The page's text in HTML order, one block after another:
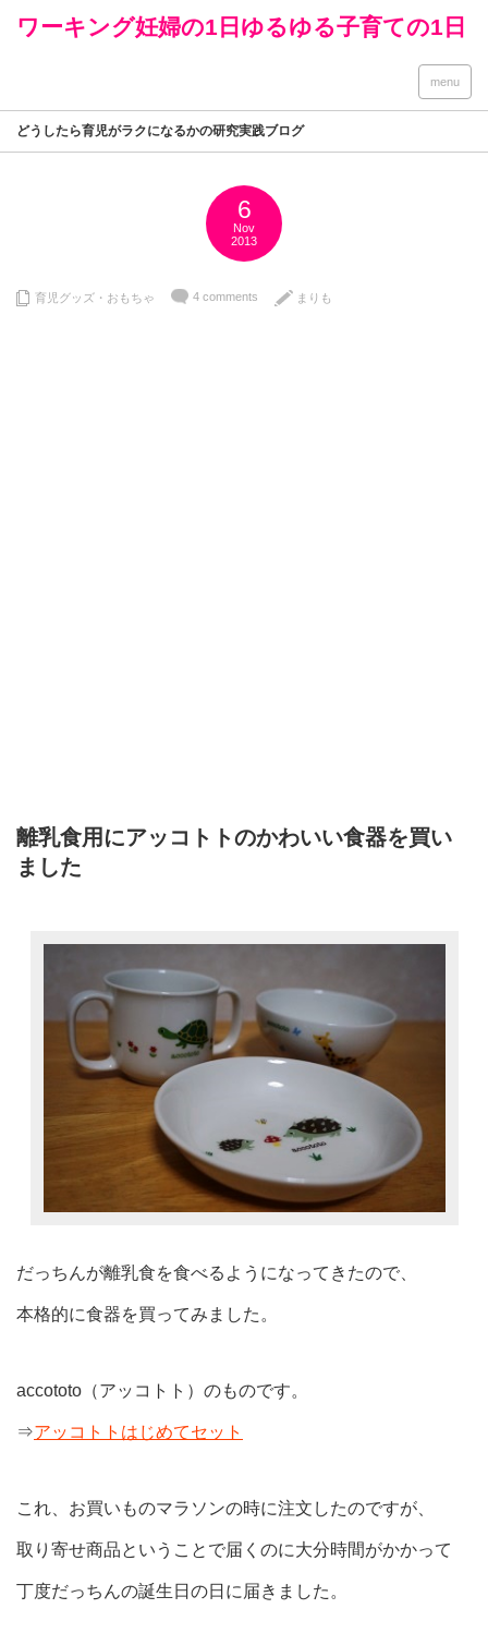
ワーキング妊婦の1日ゆるゆる子育ての1日
menu
どうしたら育児がラクになるかの研究実践ブログ
6
Nov
2013
育児グッズ・おもちゃ 4 comments まりも
離乳食用にアッコトトのかわいい食器を買い
ました
だっちんが離乳食を食べるようになってきたので、
本格的に食器を買ってみました。
accototo（アッコトト）のものです。
⇒アッコトトはじめてセット
これ、お買いものマラソンの時に注文したのですが、
取り寄せ商品ということで届くのに大分時間がかかって
丁度だっちんの誕生日の日に届きました。